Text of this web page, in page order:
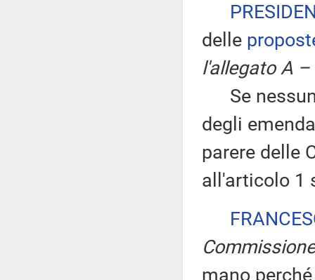
delle
l'allegato A
Se
degli
parere delle
all'articolo 1
Commissione
mano